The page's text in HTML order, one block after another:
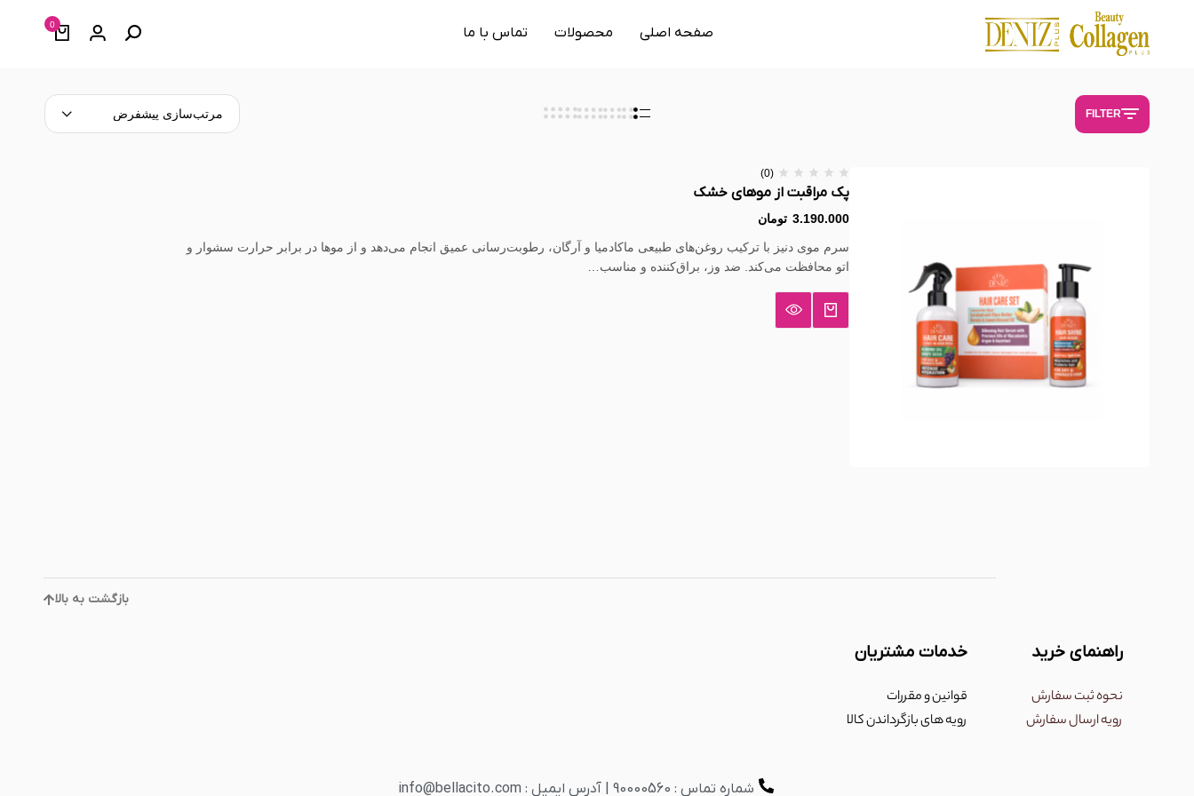
Bellacito
صفحه اصلی محصولات تماس با ما 0
FILTER مرتب‌سازی پیشفرض
(0)
پک مراقبت از موهای خشک
3.190.000 تومان
سرم موی دنیز با ترکیب روغن‌های طبیعی ماکادمیا و آرگان، رطوبت‌رسانی عمیق انجام می‌دهد و از موها در برابر حرارت سشوار و
اتو محافظت می‌کند. ضد وز، براق‌کننده و مناسب…
بازگشت به بالا
راهنمای خرید
نحوه ثبت سفارش
رویه ارسال سفارش
خدمات مشتریان
قوانین و مقررات
رویه های بازگرداندن کالا
شماره تماس : 90000560 | آدرس ایمیل : info@bellacito.com